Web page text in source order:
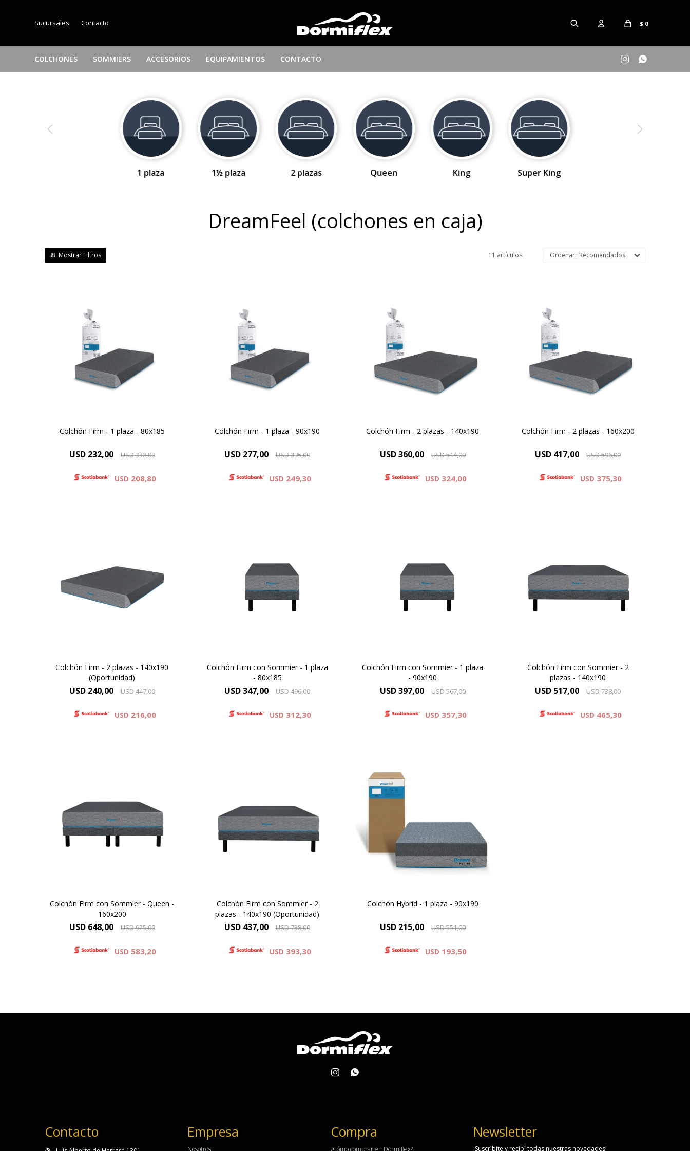
COLCHONES SOMMIERS ACCESORIOS EQUIPAMIENTOS CONTACTO
$ 0
 
Sucursales Contacto
1 plaza 1½ plaza 2 plazas Queen King Super King
DreamFeel (colchones en caja)
11 artículos Recomendados
Para vos Dreamer que necesitas
un descanso después de una
jornada de haber dado todo de
vos, descubrí el colchón Firm y
mejora tu descanso.
Colchón Firm - 1 plaza - 80x185
USD 232,00 USD332,00
USD 208,80
Para vos Dreamer que necesitas
un descanso después de una
jornada de haber dado todo de
vos, descubrí el colchón Firm y
mejora tu descanso.
Colchón Firm - 1 plaza - 90x190
USD 277,00 USD395,00
USD 249,30
Para vos Dreamer que necesitas
un descanso después de una
jornada de haber dado todo de
vos, descubrí el colchón Firm y
mejora tu descanso.
Colchón Firm - 2 plazas - 140x190
USD360,00 USD514,00
USD 324,00
Para vos Dreamer que necesitas
un descanso después de una
jornada de haber dado todo de
vos, descubrí el colchón Firm y
mejora tu descanso.
Colchón Firm - 2 plazas - 160x200
USD 417,00 USD596,00
USD 375,30
Para vos Dreamer que necesitas
un descanso después de una
jornada de haber dado todo de
vos, descubrí el colchón Firm y
mejora tu descanso.
Colchón Firm - 2 plazas - 140x190
(Oportunidad)
USD 240,00 USD447,00
USD 216,00
Para vos Dreamer que necesitas
un descanso después de una
jornada de haber dado todo de
vos, descubrí el colchón Firm y
mejora tu descanso.
Colchón Firm con Sommier - 1 plaza
- 80x185
USD347,00 USD496,00
USD 312,30
Para vos Dreamer que necesitas
un descanso después de una
jornada de haber dado todo de
vos, descubrí el colchón Firm y
mejora tu descanso.
Colchón Firm con Sommier - 1 plaza
- 90x190
USD397,00 USD567,00
USD 357,30
Para vos Dreamer que necesitas
un descanso después de una
jornada de haber dado todo de
vos, descubrí el colchón Firm y
Colchón Firm con Sommier - 2
plazas - 140x190
USD 517,00 USD738,00
USD 465,30
Para vos Dreamer que necesitas
un descanso después de una
jornada de haber dado todo de
vos, descubrí el colchón Firm y
mejora tu descanso.
Colchón Firm con Sommier - Queen -
160x200
USD 648,00 USD925,00
USD 583,20
un descanso después de una
jornada de haber dado todo de
vos, descubrí el colchón Firm y
mejora tu descanso.
Colchón Firm con Sommier - 2
plazas - 140x190 (Oportunidad)
USD 437,00 USD738,00
USD 393,30
Descansa como nunca antes con
Hey, dreamer del mundo
moderno, ¿listo para llevar tu
descanso al siguiente nivel?
Colchón Hybrid - 1 plaza - 90x190
USD 215,00 USD551,00
USD 193,50
 
Contacto Empresa
Nosotros
Compra
¿Cómo comprar en Dormiflex?
Newsletter
¡Suscribite y recibí todas nuestras novedades!